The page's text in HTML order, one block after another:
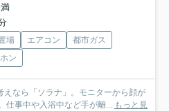
場 エアコン
都市ガス
ン
なら「ソラナ」。モニターから顔が
仕事中や入浴中など手が離... もっと見